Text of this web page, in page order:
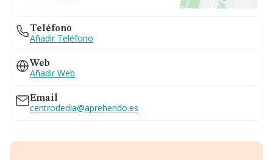
Teléfono
Añadir Teléfono
Web
Añadir Web
Email
centrodedia@aprehendo.es